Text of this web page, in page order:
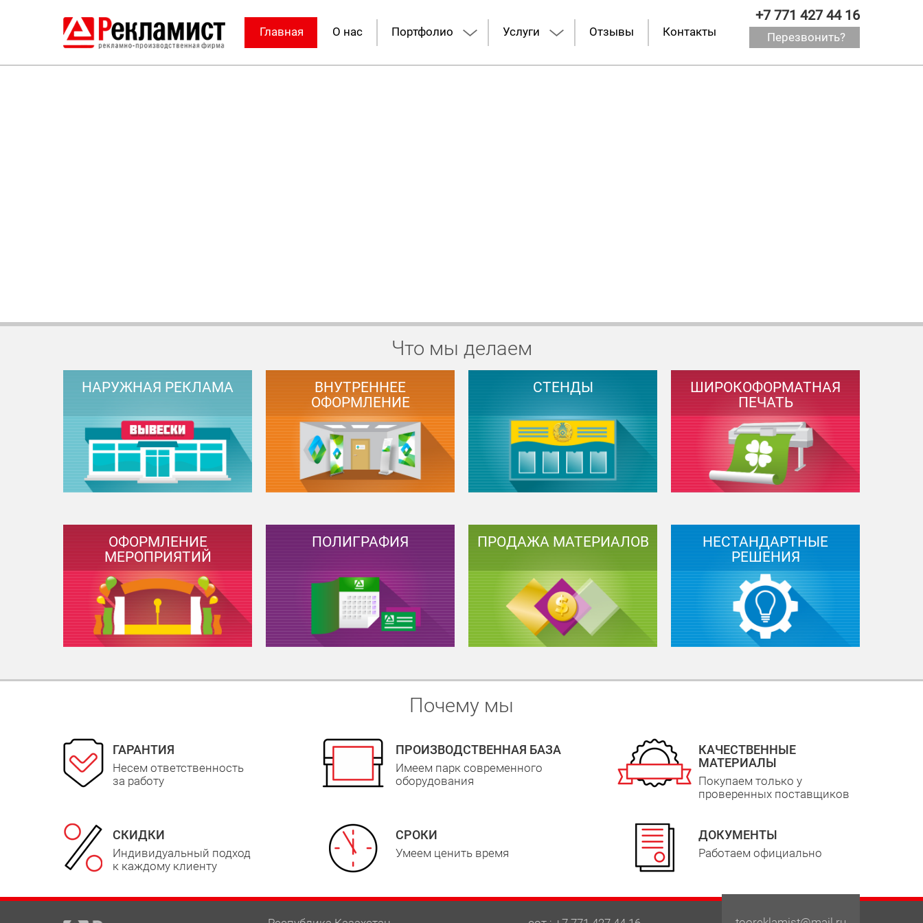
Главная О нас Портфолио Услуги Отзывы Контакты
+7 771 427 44 16
Перезвонить?
Что мы делаем
НАРУЖНАЯ РЕКЛАМА
ВНУТРЕННЕЕ
ОФОРМЛЕНИЕ
СТЕНДЫ
ШИРОКОФОРМАТНАЯ
ПЕЧАТЬ
ОФОРМЛЕНИЕ
МЕРОПРИЯТИЙ
ПОЛИГРАФИЯ ПРОДАЖА МАТЕРИАЛОВ
НЕСТАНДАРТНЫЕ
РЕШЕНИЯ
Почему мы
ГАРАНТИЯ
Несем ответственность
за работу
ПРОИЗВОДСТВЕННАЯ БАЗА
Имеем парк современного
оборудования
КАЧЕСТВЕННЫЕ
МАТЕРИАЛЫ
Покупаем только у
проверенных поставщиков
СКИДКИ
Индивидуальный подход
к каждому клиенту
СРОКИ
Умеем ценить время
ДОКУМЕНТЫ
Работаем официально